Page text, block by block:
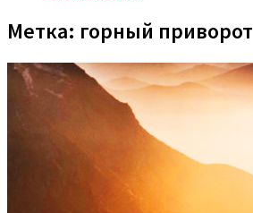
Метка: горный приворот